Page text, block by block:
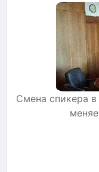
Смена спикера